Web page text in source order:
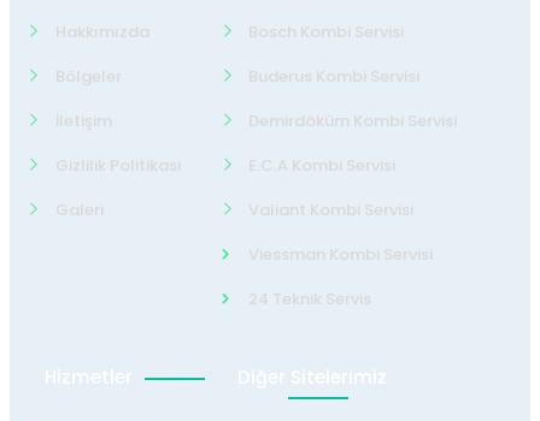
Hakkımızda
Bölgeler
İletişim
Gizlilik Politikası
Galeri
Bosch Kombi Servisi
Buderus Kombi Servisi
Demirdöküm Kombi Servisi
E.C.A Kombi Servisi
Valiant Kombi Servisi
Viessman Kombi Servisi
24 Teknik Servis
Hizmetler Diğer Sitelerimiz